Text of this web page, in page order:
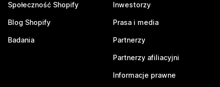
Społeczność Shopify
Blog Shopify
Badania
Inwestorzy
Prasa i media
Partnerzy
Partnerzy afiliacyjni
Informacje prawne